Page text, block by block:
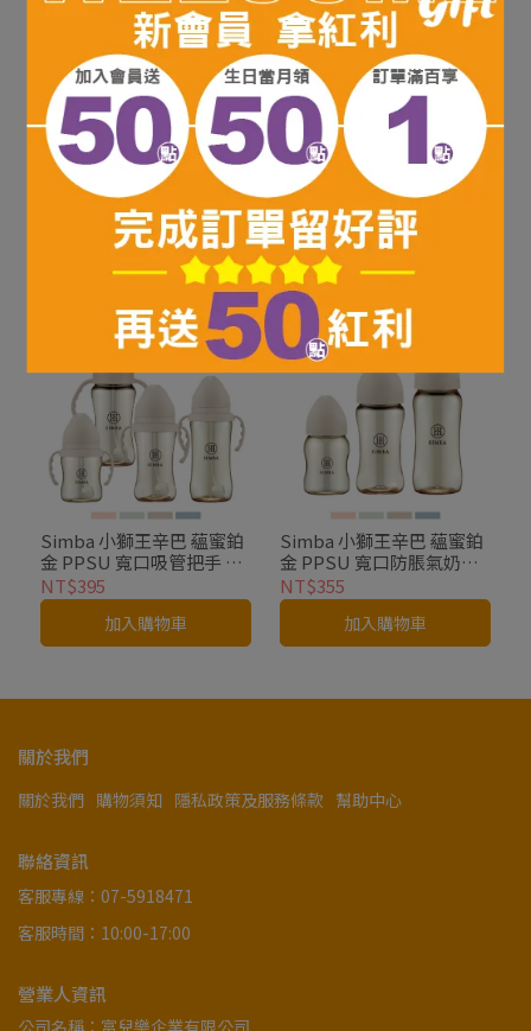
Pigeon 貝親 第三代 迪士
尼 母乳實感PPSU奶瓶 多
加入購物車
Pigeon 貝親 第三代 母乳
實感PPSU奶瓶 多款可選
NT$584
加入購物車
Simba 小獅王辛巴 蘊蜜鉑
金 PPSU 寬口吸管把手 防
脹氣奶瓶 多款可選
NT$395
加入購物車
Simba 小獅王辛巴 蘊蜜鉑
金 PPSU 寬口防脹氣奶瓶
多款可選
NT$355
加入購物車
關於我們
關於我們 購物須知 隱私政策及服務條款 幫助中心
聯絡資訊
客服專線：07-5918471
客服時間：10:00-17:00
營業人資訊